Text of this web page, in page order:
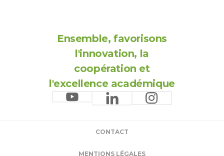
Ensemble, favorisons
l'innovation, la
coopération et
l'excellence académique
CONTACT
MENTIONS LÉGALES